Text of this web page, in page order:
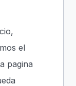
el
pagina